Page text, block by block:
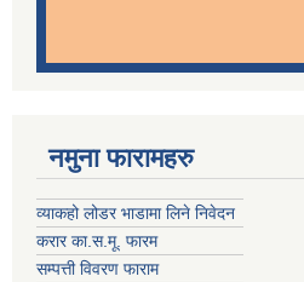
नमुना फारामहरु
व्याकहो लोडर भाडामा लिने निवेदन
करार का.स.मू. फारम
सम्पत्ती विवरण फाराम